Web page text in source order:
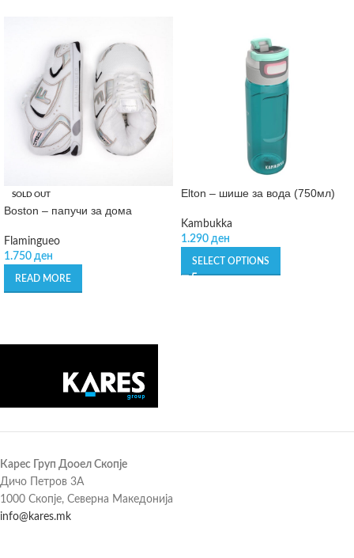
SOLD OUT
Boston – папучи за дома
Flamingueo
1.750 ден
READ MORE
Elton – шише за вода (750мл)
Kambukka
1.290 ден
SELECT OPTIONS
Карес Груп Дооел Скопје
Дичо Петров 3А
1000 Скопје, Северна Македонија
info@kares.mk